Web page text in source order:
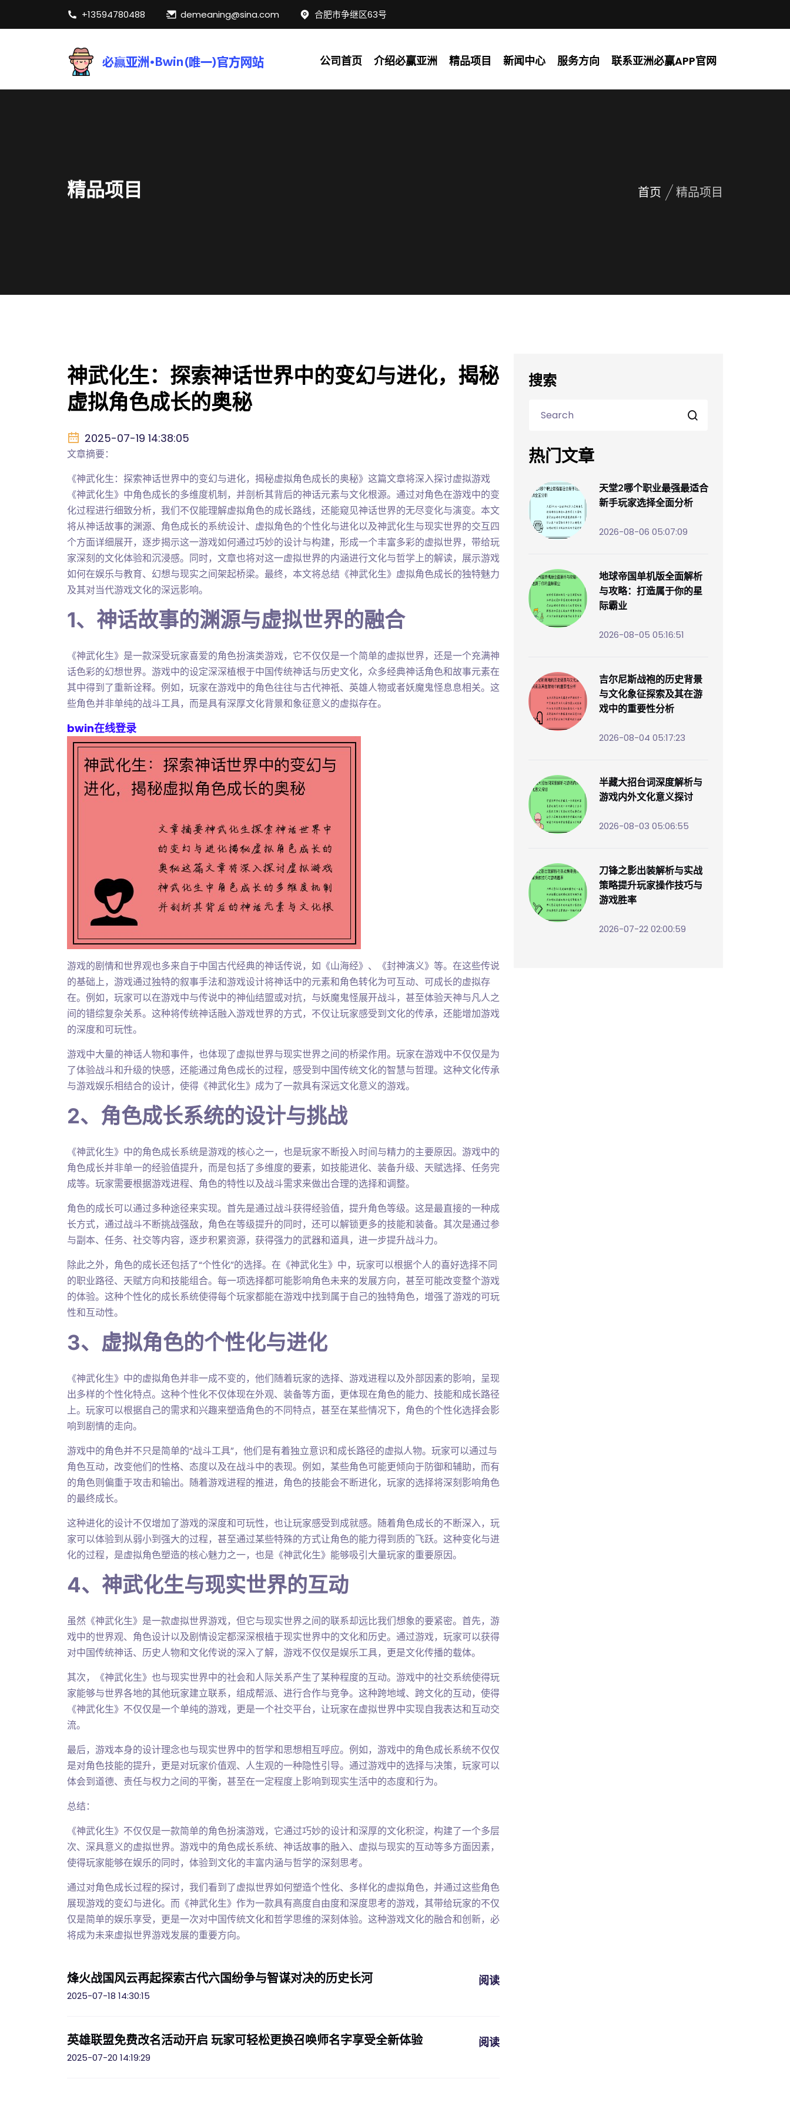
+13594780488 demeaning@sina.com 合肥市争继区63号
公司首页 介绍必赢亚洲 精品项目 新闻中心 服务方向 联系亚洲必赢APP官网
精品项目 首页 精品项目
神武化生：探索神话世界中的变幻与进化，揭秘
虚拟角色成长的奥秘
2025-07-19 14:38:05
文章摘要：
《神武化生：探索神话世界中的变幻与进化，揭秘虚拟角色成长的奥秘》这篇文章将深入探讨虚拟游戏
《神武化生》中角色成长的多维度机制，并剖析其背后的神话元素与文化根源。通过对角色在游戏中的变
化过程进行细致分析，我们不仅能理解虚拟角色的成长路线，还能窥见神话世界的无尽变化与演变。本文
将从神话故事的渊源、角色成长的系统设计、虚拟角色的个性化与进化以及神武化生与现实世界的交互四
个方面详细展开，逐步揭示这一游戏如何通过巧妙的设计与构建，形成一个丰富多彩的虚拟世界，带给玩
家深刻的文化体验和沉浸感。同时，文章也将对这一虚拟世界的内涵进行文化与哲学上的解读，展示游戏
如何在娱乐与教育、幻想与现实之间架起桥梁。最终，本文将总结《神武化生》虚拟角色成长的独特魅力
及其对当代游戏文化的深远影响。
1、神话故事的渊源与虚拟世界的融合
《神武化生》是一款深受玩家喜爱的角色扮演类游戏，它不仅仅是一个简单的虚拟世界，还是一个充满神
话色彩的幻想世界。游戏中的设定深深植根于中国传统神话与历史文化，众多经典神话角色和故事元素在
其中得到了重新诠释。例如，玩家在游戏中的角色往往与古代神祇、英雄人物或者妖魔鬼怪息息相关。这
些角色并非单纯的战斗工具，而是具有深厚文化背景和象征意义的虚拟存在。
bwin在线登录
游戏的剧情和世界观也多来自于中国古代经典的神话传说，如《山海经》、《封神演义》等。在这些传说
的基础上，游戏通过独特的叙事手法和游戏设计将神话中的元素和角色转化为可互动、可成长的虚拟存
在。例如，玩家可以在游戏中与传说中的神仙结盟或对抗，与妖魔鬼怪展开战斗，甚至体验天神与凡人之
间的错综复杂关系。这种将传统神话融入游戏世界的方式，不仅让玩家感受到文化的传承，还能增加游戏
的深度和可玩性。
游戏中大量的神话人物和事件，也体现了虚拟世界与现实世界之间的桥梁作用。玩家在游戏中不仅仅是为
了体验战斗和升级的快感，还能通过角色成长的过程，感受到中国传统文化的智慧与哲理。这种文化传承
与游戏娱乐相结合的设计，使得《神武化生》成为了一款具有深远文化意义的游戏。
2、角色成长系统的设计与挑战
《神武化生》中的角色成长系统是游戏的核心之一，也是玩家不断投入时间与精力的主要原因。游戏中的
角色成长并非单一的经验值提升，而是包括了多维度的要素，如技能进化、装备升级、天赋选择、任务完
成等。玩家需要根据游戏进程、角色的特性以及战斗需求来做出合理的选择和调整。
角色的成长可以通过多种途径来实现。首先是通过战斗获得经验值，提升角色等级。这是最直接的一种成
长方式，通过战斗不断挑战强敌，角色在等级提升的同时，还可以解锁更多的技能和装备。其次是通过参
与副本、任务、社交等内容，逐步积累资源，获得强力的武器和道具，进一步提升战斗力。
除此之外，角色的成长还包括了“个性化”的选择。在《神武化生》中，玩家可以根据个人的喜好选择不同
的职业路径、天赋方向和技能组合。每一项选择都可能影响角色未来的发展方向，甚至可能改变整个游戏
的体验。这种个性化的成长系统使得每个玩家都能在游戏中找到属于自己的独特角色，增强了游戏的可玩
性和互动性。
3、虚拟角色的个性化与进化
《神武化生》中的虚拟角色并非一成不变的，他们随着玩家的选择、游戏进程以及外部因素的影响，呈现
出多样的个性化特点。这种个性化不仅体现在外观、装备等方面，更体现在角色的能力、技能和成长路径
上。玩家可以根据自己的需求和兴趣来塑造角色的不同特点，甚至在某些情况下，角色的个性化选择会影
响到剧情的走向。
游戏中的角色并不只是简单的“战斗工具”，他们是有着独立意识和成长路径的虚拟人物。玩家可以通过与
角色互动，改变他们的性格、态度以及在战斗中的表现。例如，某些角色可能更倾向于防御和辅助，而有
的角色则偏重于攻击和输出。随着游戏进程的推进，角色的技能会不断进化，玩家的选择将深刻影响角色
的最终成长。
这种进化的设计不仅增加了游戏的深度和可玩性，也让玩家感受到成就感。随着角色成长的不断深入，玩
家可以体验到从弱小到强大的过程，甚至通过某些特殊的方式让角色的能力得到质的飞跃。这种变化与进
化的过程，是虚拟角色塑造的核心魅力之一，也是《神武化生》能够吸引大量玩家的重要原因。
4、神武化生与现实世界的互动
虽然《神武化生》是一款虚拟世界游戏，但它与现实世界之间的联系却远比我们想象的要紧密。首先，游
戏中的世界观、角色设计以及剧情设定都深深根植于现实世界中的文化和历史。通过游戏，玩家可以获得
对中国传统神话、历史人物和文化传说的深入了解，游戏不仅仅是娱乐工具，更是文化传播的载体。
其次，《神武化生》也与现实世界中的社会和人际关系产生了某种程度的互动。游戏中的社交系统使得玩
家能够与世界各地的其他玩家建立联系，组成帮派、进行合作与竞争。这种跨地域、跨文化的互动，使得
《神武化生》不仅仅是一个单纯的游戏，更是一个社交平台，让玩家在虚拟世界中实现自我表达和互动交
流。
最后，游戏本身的设计理念也与现实世界中的哲学和思想相互呼应。例如，游戏中的角色成长系统不仅仅
是对角色技能的提升，更是对玩家价值观、人生观的一种隐性引导。通过游戏中的选择与决策，玩家可以
体会到道德、责任与权力之间的平衡，甚至在一定程度上影响到现实生活中的态度和行为。
总结：
《神武化生》不仅仅是一款简单的角色扮演游戏，它通过巧妙的设计和深厚的文化积淀，构建了一个多层
次、深具意义的虚拟世界。游戏中的角色成长系统、神话故事的融入、虚拟与现实的互动等多方面因素，
使得玩家能够在娱乐的同时，体验到文化的丰富内涵与哲学的深刻思考。
通过对角色成长过程的探讨，我们看到了虚拟世界如何塑造个性化、多样化的虚拟角色，并通过这些角色
展现游戏的变幻与进化。而《神武化生》作为一款具有高度自由度和深度思考的游戏，其带给玩家的不仅
仅是简单的娱乐享受，更是一次对中国传统文化和哲学思维的深刻体验。这种游戏文化的融合和创新，必
将成为未来虚拟世界游戏发展的重要方向。
烽火战国风云再起探索古代六国纷争与智谋对决的历史长河
2025-07-18 14:30:15
阅读
英雄联盟免费改名活动开启 玩家可轻松更换召唤师名字享受全新体验
2025-07-20 14:19:29
阅读
搜索
热门文章
天堂2哪个职业最强最适合
新手玩家选择全面分析
2026-08-06 05:07:09
地球帝国单机版全面解析
与攻略：打造属于你的星
际霸业
2026-08-05 05:16:51
吉尔尼斯战袍的历史背景
与文化象征探索及其在游
戏中的重要性分析
2026-08-04 05:17:23
半藏大招台词深度解析与
游戏内外文化意义探讨
2026-08-03 05:06:55
刀锋之影出装解析与实战
策略提升玩家操作技巧与
游戏胜率
2026-07-22 02:00:59